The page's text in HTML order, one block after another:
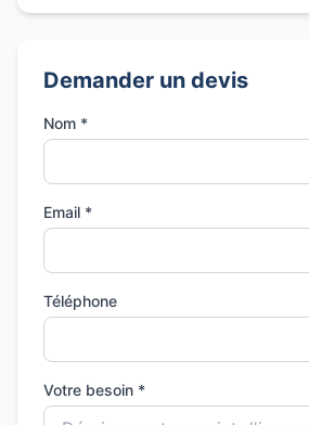
Demander un devis
Nom *
Email *
Téléphone
Votre besoin *